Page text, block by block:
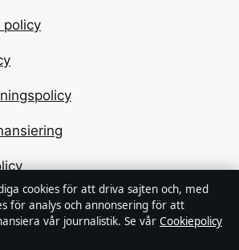
policy
cookies för att driva sajten och, med
för analys och annonsering för att
vår journalistik. Se vår Cookiepolicy